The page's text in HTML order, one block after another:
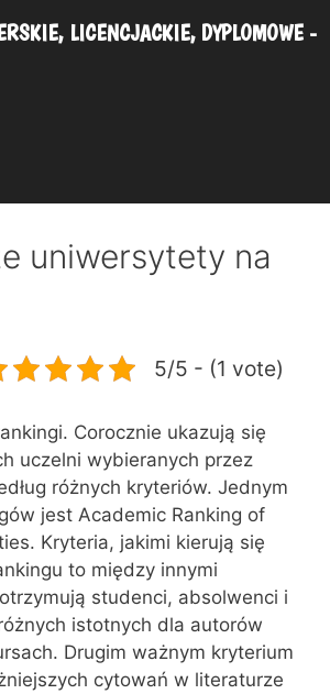
LICENCJACKIE, DYPLOMOWE -
uniwersytety na
5/5 - (1 vote)
Corocznie ukazują się
uczelni wybieranych przez
różnych kryteriów. Jednym
jest Academic Ranking of
Kryteria, jakimi kierują się
to między innymi
studenci, absolwenci i
istotnych dla autorów
Drugim ważnym kryterium
cytowań w literaturze